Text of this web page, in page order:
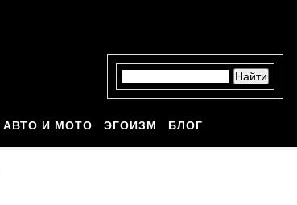
АВТО И МОТО ЭГОИЗМ БЛОГ